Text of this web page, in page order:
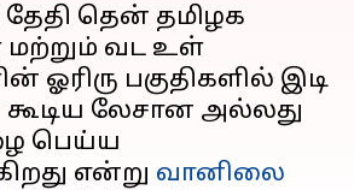
தென் தமிழக
வட உள்
ஓரிரு பகுதிகளில் இடி
லேசான அல்லது
பெய்ய
என்று வானிலை